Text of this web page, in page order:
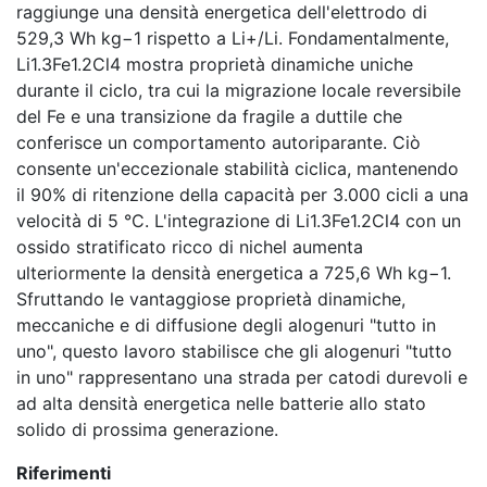
raggiunge una densità energetica dell'elettrodo di
529,3 Wh kg−1 rispetto a Li+/Li. Fondamentalmente,
Li1.3Fe1.2Cl4 mostra proprietà dinamiche uniche
durante il ciclo, tra cui la migrazione locale reversibile
del Fe e una transizione da fragile a duttile che
conferisce un comportamento autoriparante. Ciò
consente un'eccezionale stabilità ciclica, mantenendo
il 90% di ritenzione della capacità per 3.000 cicli a una
velocità di 5 °C. L'integrazione di Li1.3Fe1.2Cl4 con un
ossido stratificato ricco di nichel aumenta
ulteriormente la densità energetica a 725,6 Wh kg−1.
Sfruttando le vantaggiose proprietà dinamiche,
meccaniche e di diffusione degli alogenuri "tutto in
uno", questo lavoro stabilisce che gli alogenuri "tutto
in uno" rappresentano una strada per catodi durevoli e
ad alta densità energetica nelle batterie allo stato
solido di prossima generazione.
Riferimenti